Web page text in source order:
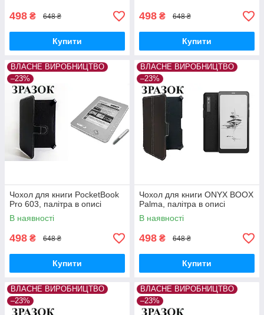
498 ₴ 648 ₴
Купити
498 ₴ 648 ₴
Купити
ВЛАСНЕ ВИРОБНИЦТВО
–23%
Чохол для книги PocketBook
Pro 603, палітра в описі
В наявності
498 ₴ 648 ₴
Купити
ВЛАСНЕ ВИРОБНИЦТВО
–23%
Чохол для книги ONYX BOOX
Palma, палітра в описі
В наявності
498 ₴ 648 ₴
Купити
ВЛАСНЕ ВИРОБНИЦТВО
–23%
ВЛАСНЕ ВИРОБНИЦТВО
–23%